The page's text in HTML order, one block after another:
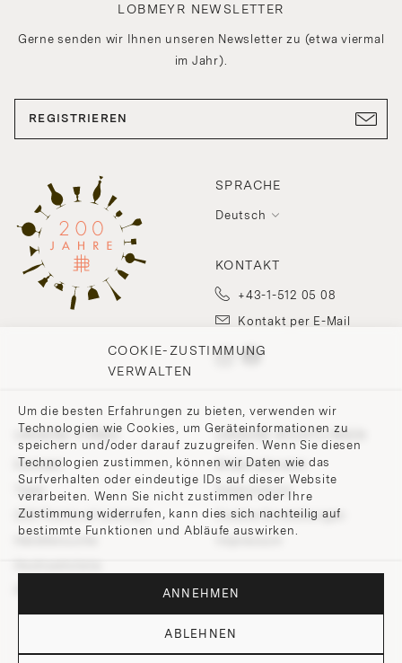
COOKIE-ZUSTIMMUNG
VERWALTEN
Um die besten Erfahrungen zu bieten, verwenden wir
Technologien wie Cookies, um Geräteinformationen zu
speichern und/oder darauf zuzugreifen. Wenn Sie diesen
Technologien zustimmen, können wir Daten wie das
Surfverhalten oder eindeutige IDs auf dieser Website
verarbeiten. Wenn Sie nicht zustimmen oder Ihre
Zustimmung widerrufen, kann dies sich nachteilig auf
bestimmte Funktionen und Abläufe auswirken.
ANNEHMEN
ABLEHNEN
SPRACHE
Deutsch
KONTAKT
+43-1-512 05 08
Kontakt per E-Mail
UNSERE FIRMA
Kontakt
200 Points of Lobmeyr
UNSERE RICHTLINIEN
Widerrufsrecht
Datenschutz
Cookie-Einstellungen
LOBMEYR NEWSLETTER
Gerne senden wir Ihnen unseren Newsletter zu (etwa viermal
im Jahr).
REGISTRIEREN